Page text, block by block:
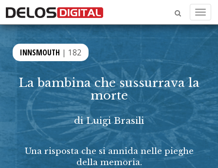
Menu
INNSMOUTH | 182
La bambina che sussurrava la
morte
diLuigi Brasili
Una risposta che si annida nelle pieghe
della memoria.